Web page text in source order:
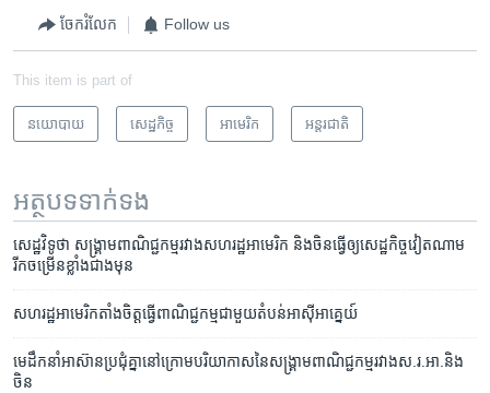
ចែករំលែក Follow us
This item is part of
នយោបាយ សេដ្ឋកិច្ច អាមេរិក​ អន្តរជាតិ
អត្ថបទ​ទាក់ទង
សេដ្ឋវិទូ​ថា សង្គ្រាម​ពាណិជ្ជកម្ម​រវាង​សហរដ្ឋ​អាមេរិក និង​ចិន​ធ្វើ​ឲ្យ​សេដ្ឋកិច្ច​វៀតណាម​
រីក​ចម្រើន​ខ្លាំង​ជាង​មុន
សហរដ្ឋ​អាមេរិក​តាំង​ចិត្ត​ធ្វើ​​ពាណិជ្ជកម្ម​ជាមួយ​តំបន់​អាស៊ី​អាគ្នេយ៍
មេដឹកនាំ​អាស៊ាន​ប្រជុំ​គ្នា​នៅ​ក្រោម​​បរិយាកាស​នៃ​សង្គ្រាម​ពាណិជ្ជកម្ម​រវាង​ស.រ.អា.​និង​​
ចិន